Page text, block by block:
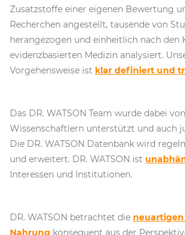
Zusatzstoffe einer eigenen Bewertung
Recherchen angestellt, tausende von
herangezogen und einheitlich nach den
evidenzbasierten Medizin analysiert.
Vorgehensweise ist klar definiert und
Das DR. WATSON Team wurde dabei
Wissenschaftlern unterstützt und auch
Die DR. WATSON Datenbank wird
und erweitert. DR. WATSON ist
Interessen und Institutionen.
DR. WATSON betrachtet die
Nahrung konsequent aus der